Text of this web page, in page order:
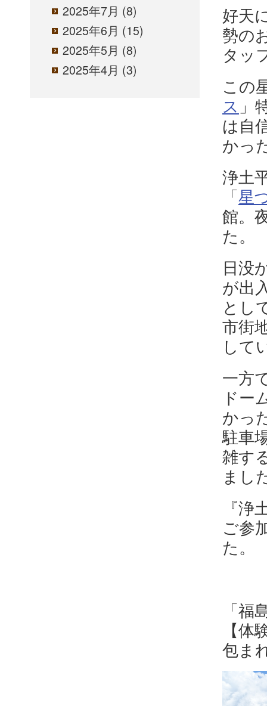
2025年7月 (8)
2025年6月 (15)
2025年5月 (8)
2025年4月 (3)
好天
勢の
タッ
この
ス 」
は自
かっ
浄土
「星
館。
た。
日没
が出
とし
市街
して
一方
ドー
かっ
駐車
雑す
まし
『
ご参
た。
「
【
包ま